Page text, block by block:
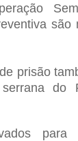
são
prisão
serrana
para